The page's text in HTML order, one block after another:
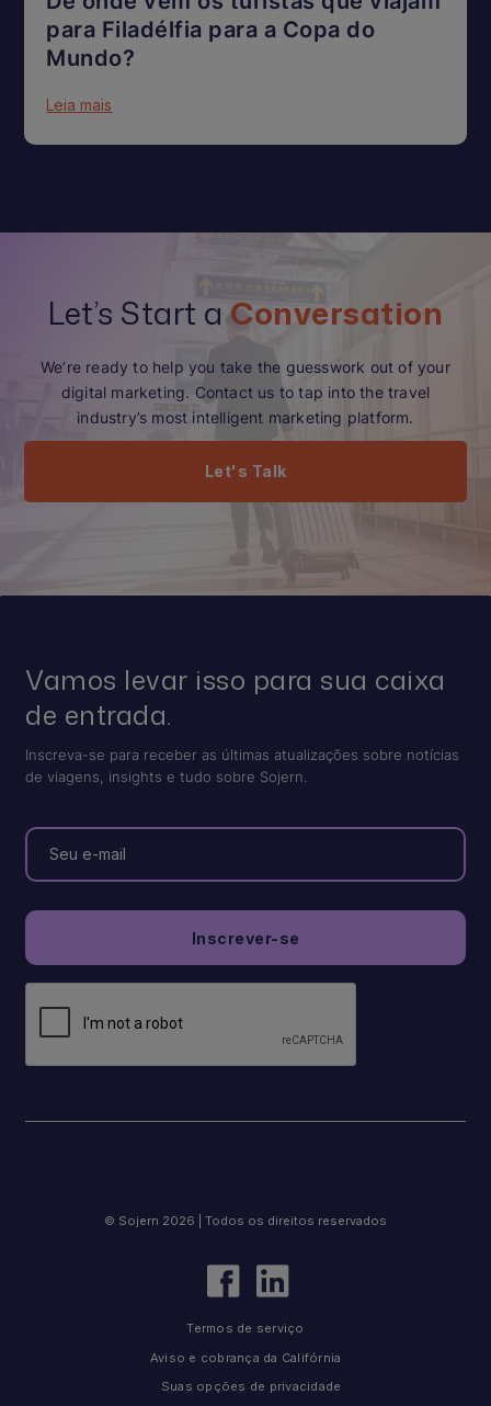
para Filadélfia para a Copa do
Mundo?
Leia mais
Let’s Start a Conversation
We’re ready to help you take the guesswork out of your
digital marketing. Contact us to tap into the travel
industry’s most intelligent marketing platform.
Let's Talk
Vamos levar isso para sua caixa
de entrada.
Inscreva-se para receber as últimas atualizações sobre notícias
de viagens, insights e tudo sobre Sojern.
© Sojern 2026 | Todos os direitos reservados
Termos de serviço
Aviso e cobrança da Califórnia
Suas opções de privacidade